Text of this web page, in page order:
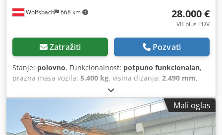
Wolfsbach 668 km 28.000 €
VB plus PDV
Zatražiti Pozvati
Stanje: polovno, Funkcionalnost: potpuno funkcionalan,
prazna masa vozila: 5.400 kg, visina dizanja: 2.490 mm,
, radni sati:
dužina:5.550 mm, građevinska visina:2.500 mm, tip
, radna širina:1.950 mm, Ostalo
Kategorija brzine: 25 Chjdswlxgajpfx An Uja Tehničko
stanje: normalno Stanje baterije: normalno
Mali oglas